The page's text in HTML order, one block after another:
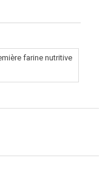
farine nutritive